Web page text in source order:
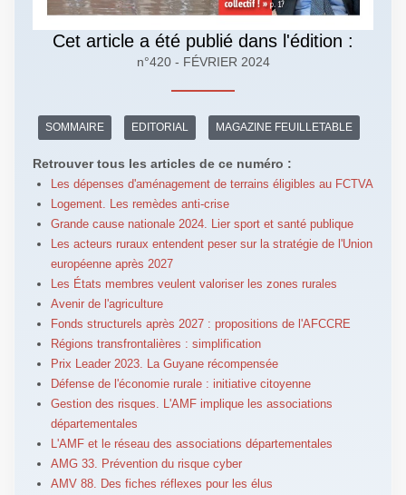
Cet article a été publié dans l'édition :
n°420 - FÉVRIER 2024
SOMMAIRE EDITORIAL MAGAZINE FEUILLETABLE
Retrouver tous les articles de ce numéro :
Les dépenses d'aménagement de terrains éligibles au FCTVA
Logement. Les remèdes anti-crise
Grande cause nationale 2024. Lier sport et santé publique
Les acteurs ruraux entendent peser sur la stratégie de l'Union
européenne après 2027
Les États membres veulent valoriser les zones rurales
Avenir de l'agriculture
Fonds structurels après 2027 : propositions de l'AFCCRE
Régions transfrontalières : simplification
Prix Leader 2023. La Guyane récompensée
Défense de l'économie rurale : initiative citoyenne
Gestion des risques. L'AMF implique les associations
départementales
L'AMF et le réseau des associations départementales
AMG 33. Prévention du risque cyber
AMV 88. Des fiches réflexes pour les élus